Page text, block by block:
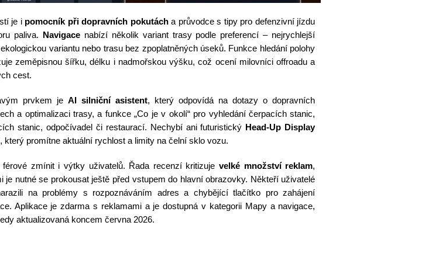
je i pomocník při dopravních pokutácha průvodce s tipy pro defenzivní jízdu
paliva. Navigacenabízí několik variant trasy podle preferencí – nejrychlejší
variantu nebo trasu bez zpoplatněných úseků. Funkce hledání polohy
zeměpisnou šířku, délku i nadmořskou výšku, což ocení milovníci offroadu a
cest.
prvkem je AI silniční asistent, který odpovídá na dotazy o dopravních
a optimalizaci trasy, a funkce „Co je v okolí“ pro vyhledání čerpacích stanic,
stanic, odpočívadel či restaurací. Nechybí ani futuristický Head-Up Display
, který promítne aktuální rychlost a limity na čelní sklo vozu.
férové zmínit i výtky uživatelů. Řada recenzí kritizujevelké množství reklam,
je nutné se prokousat ještě před vstupem do hlavní obrazovky. Někteří uživatelé
na problémy s rozpoznáváním adres a chybějící tlačítko pro zahájení
Aplikace je zdarma s reklamami a je dostupná v kategorii Mapy a navigace,
aktualizovaná koncem června 2026.